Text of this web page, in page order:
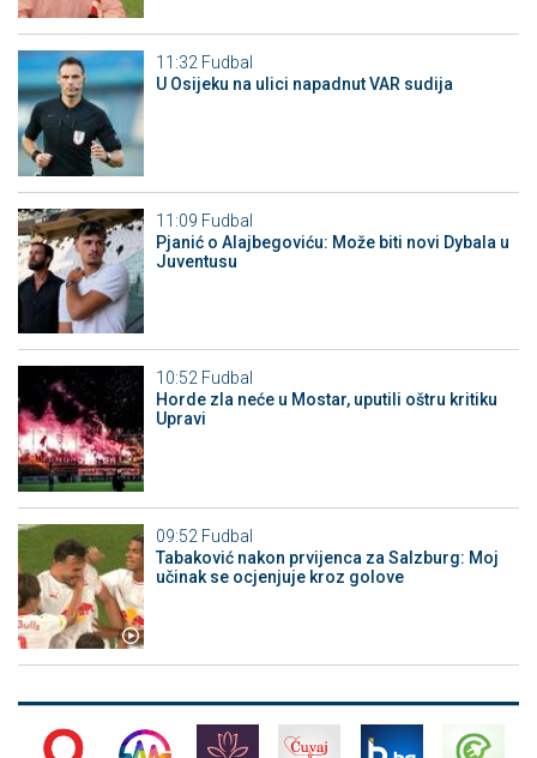
11:32 Fudbal
U Osijeku na ulici napadnut VAR sudija
11:09 Fudbal
Pjanić o Alajbegoviću: Može biti novi Dybala u
Juventusu
10:52 Fudbal
Horde zla neće u Mostar, uputili oštru kritiku
Upravi
09:52 Fudbal
Tabaković nakon prvijenca za Salzburg: Moj
učinak se ocjenjuje kroz golove